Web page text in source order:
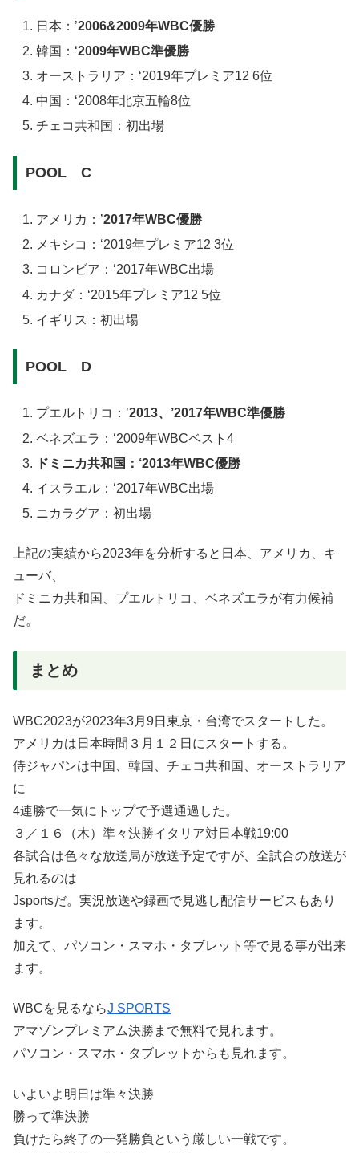
日本：’2006&2009年WBC優勝
韓国： ‘2009年WBC準優勝
オーストラリア： ‘2019年プレミア12 6位
中国： ‘2008年北京五輪8位
チェコ共和国：初出場
POOL C
アメリカ：’2017年WBC優勝
メキシコ： ‘2019年プレミア12 3位
コロンビア： ‘2017年WBC出場
カナダ： ‘2015年プレミア12 5位
イギリス：初出場
POOL D
プエルトリコ：’2013、’2017年WBC準優勝
ベネズエラ： ‘2009年WBCベスト4
ドミニカ共和国： ‘2013年WBC優勝
イスラエル： ‘2017年WBC出場
ニカラグア：初出場
上記の実績から2023年を分析すると日本、アメリカ、キ
ューバ、
ドミニカ共和国、プエルトリコ、ベネズエラが有力候補
だ。
まとめ
WBC2023が2023年3月9日東京・台湾でスタートした。
アメリカは日本時間３月１２日にスタートする。
侍ジャパンは中国、韓国、チェコ共和国、オーストラリア
に
4連勝で一気にトップで予選通過した。
３／１６（木）準々決勝イタリア対日本戦19:00
各試合は色々な放送局が放送予定ですが、全試合の放送が
見れるのは
Jsportsだ。実況放送や録画で見逃し配信サービスもあり
ます。
加えて、パソコン・スマホ・タブレット等で見る事が出来
ます。
WBCを見るならJ SPORTS
アマゾンプレミアム決勝まで無料で見れます。
パソコン・スマホ・タブレットからも見れます。
いよいよ明日は準々決勝
勝って準決勝
負けたら終了の一発勝負という厳しい一戦です。